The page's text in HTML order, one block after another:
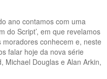
ano contamos com uma
do Script’, em que revelamos
conhecem e, neste
falar hoje da nova série
Michael Douglas e Alan Arkin,